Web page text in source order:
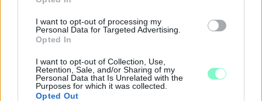
I want to opt-out of processing my
Personal Data for Targeted Advertising.
Opted In
I want to opt-out of Collection, Use,
Retention, Sale, and/or Sharing of my
Personal Data that Is Unrelated with the
Purposes for which it was collected.
Opted Out